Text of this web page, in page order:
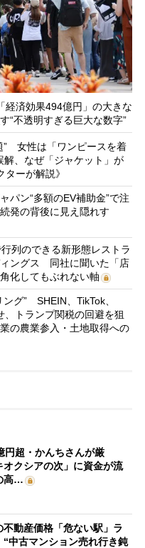
経済効果494億円」の大きな
“不透明すぎる巨大な数字”
” 女性は「ワンピースを着
、なぜ「ジャケット」が
ーが解説》
パン“多額のEV補助金”で注
発の背後に見え隠れす
列のできる新形態レストラ
ングス 同社に聞いた「店
化してもぶれない軸
グ” SHEIN、TikTok、
トランプ関税の回避を狙
の農業参入・土地取得への
円超・かんちさんが厳
オクシアの次」に資金が流
高…
不動産価格「危ない駅」ラ
“中古マンション売れ行き鈍